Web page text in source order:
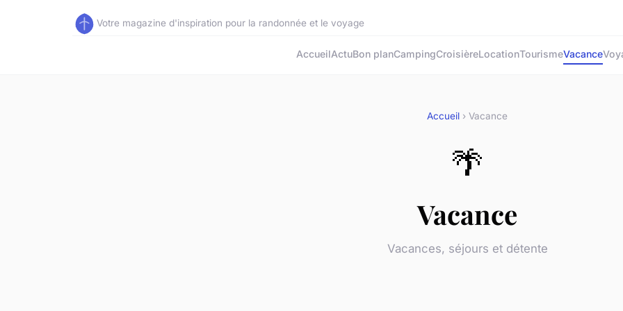
Votre magazine d'inspiration pour la randonnée et le voyage
AccueilActuBon planCampingCroisièreLocationTourismeVacance
Accueil › Vacance
🌴
Vacance
Vacances, séjours et détente